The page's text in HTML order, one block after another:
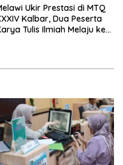
Ukir Prestasi di MTQ
Kalbar, Dua Peserta
Tulis Ilmiah Melaju ke